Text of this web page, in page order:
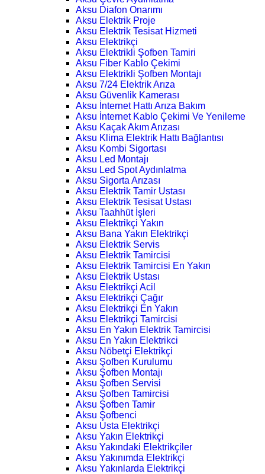
Aksu Diafon Onarımı
Aksu Elektrik Proje
Aksu Elektrik Tesisat Hizmeti
Aksu Elektrikçi
Aksu Elektrikli Şofben Tamiri
Aksu Fiber Kablo Çekimi
Aksu Elektrikli Şofben Montajı
Aksu 7/24 Elektrik Arıza
Aksu Güvenlik Kamerası
Aksu İnternet Hattı Arıza Bakım
Aksu İnternet Kablo Çekimi Ve Yenileme
Aksu Kaçak Akım Arızası
Aksu Klima Elektrik Hattı Bağlantısı
Aksu Kombi Sigortası
Aksu Led Montajı
Aksu Led Spot Aydınlatma
Aksu Sigorta Arızası
Aksu Elektrik Tamir Ustası
Aksu Elektrik Tesisat Ustası
Aksu Taahhüt İşleri
Aksu Elektrikçi Yakın
Aksu Bana Yakın Elektrikçi
Aksu Elektrik Servis
Aksu Elektrik Tamircisi
Aksu Elektrik Tamircisi En Yakın
Aksu Elektrik Ustası
Aksu Elektrikçi Acil
Aksu Elektrikçi Çağır
Aksu Elektrikçi En Yakın
Aksu Elektrikçi Tamircisi
Aksu En Yakın Elektrik Tamircisi
Aksu En Yakın Elektrikci
Aksu Nöbetçi Elektrikçi
Aksu Şofben Kurulumu
Aksu Şofben Montajı
Aksu Şofben Servisi
Aksu Şofben Tamircisi
Aksu Şofben Tamir
Aksu Şofbenci
Aksu Usta Elektrikçi
Aksu Yakın Elektrikçi
Aksu Yakındaki Elektrikçiler
Aksu Yakınımda Elektrikçi
Aksu Yakınlarda Elektrikçi